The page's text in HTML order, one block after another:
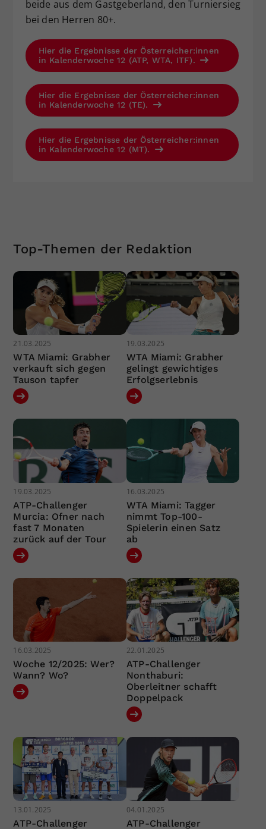
beide aus dem Gastgeberland, den Turniersieg
bei den Herren 80+.
Hier die Ergebnisse der Österreicher:innen
in Kalenderwoche 12 (ATP, WTA, ITF).
Hier die Ergebnisse der Österreicher:innen
in Kalenderwoche 12 (TE).
Hier die Ergebnisse der Österreicher:innen
in Kalenderwoche 12 (MT).
Top-Themen der Redaktion
21.03.2025
WTA Miami: Grabher
verkauft sich gegen
Tauson tapfer
19.03.2025
WTA Miami: Grabher
gelingt gewichtiges
Erfolgserlebnis
19.03.2025
ATP-Challenger
Murcia: Ofner nach
fast 7 Monaten
zurück auf der Tour
16.03.2025
WTA Miami: Tagger
nimmt Top-100-
Spielerin einen Satz
ab
16.03.2025
Woche 12/2025: Wer?
Wann? Wo?
22.01.2025
ATP-Challenger
Nonthaburi:
Oberleitner schafft
Doppelpack
13.01.2025
ATP-Challenger
04.01.2025
ATP-Challenger